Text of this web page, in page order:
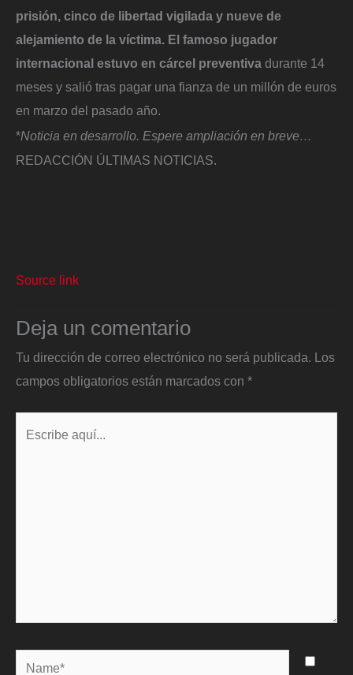
prisión, cinco de libertad vigilada y nueve de
alejamiento de la víctima. El famoso jugador
internacional estuvo en cárcel preventiva durante 14
meses y salió tras pagar una fianza de un millón de euros
en marzo del pasado año.
*Noticia en desarrollo. Espere ampliación en breve…
REDACCIÓN ÚLTIMAS NOTICIAS.
Source link
Deja un comentario
Tu dirección de correo electrónico no será publicada.
Los
campos obligatorios están marcados con *
Name*